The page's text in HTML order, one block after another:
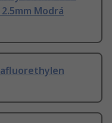
2.5mm Modrá